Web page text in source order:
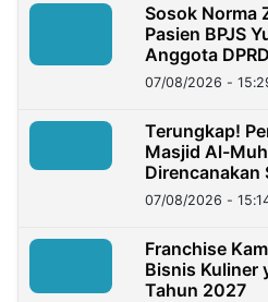
Sosok Norma
Pasien BPJS
Anggota
Lukman
07/08/2026 -
Terungkap!
Masjid Al-
Direncanakan
07/08/2026 -
Franchise
Bisnis Kuliner
Tahun 2027